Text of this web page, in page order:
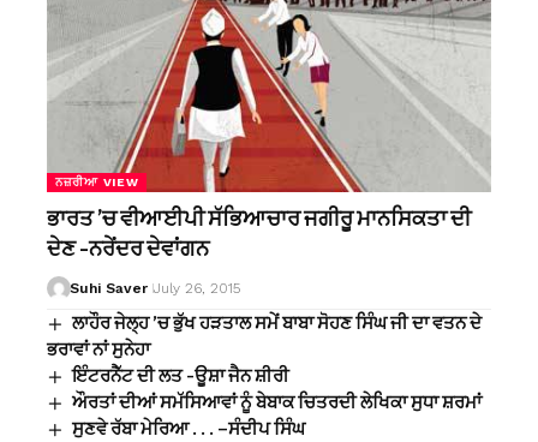
ਨਜ਼ਰੀਆ VIEW
ਭਾਰਤ ’ਚ ਵੀਆਈਪੀ ਸੱਭਿਆਚਾਰ ਜਗੀਰੂ ਮਾਨਸਿਕਤਾ ਦੀ
ਦੇਣ -ਨਰੇਂਦਰ ਦੇਵਾਂਗਨ
Suhi Saver July 26, 2015
ਲਾਹੌਰ ਜੇਲ੍ਹ ’ਚ ਭੁੱਖ ਹੜਤਾਲ ਸਮੇਂ ਬਾਬਾ ਸੋਹਣ ਸਿੰਘ ਜੀ ਦਾ ਵਤਨ ਦੇ
ਭਰਾਵਾਂ ਨਾਂ ਸੁਨੇਹਾ
ਇੰਟਰਨੈੱਟ ਦੀ ਲਤ -ਊਸ਼ਾ ਜੈਨ ਸ਼ੀਰੀ
ਔਰਤਾਂ ਦੀਆਂ ਸਮੱਸਿਆਵਾਂ ਨੂੰ ਬੇਬਾਕ ਚਿਤਰਦੀ ਲੇਖਿਕਾ ਸੁਧਾ ਸ਼ਰਮਾਂ
ਸੁਣਵੇ ਰੱਬਾ ਮੇਰਿਆ . . . –ਸੰਦੀਪ ਸਿੰਘ